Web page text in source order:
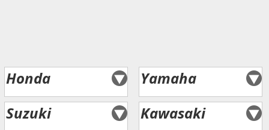
Honda
Yamaha
Suzuki
Kawasaki